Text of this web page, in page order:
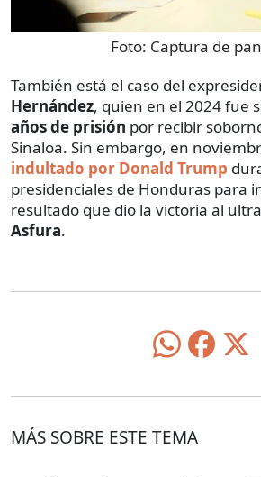
Foto: Captura de
También está el caso del
Hernández, quien en el 2024 fue
años de prisión por recibir
Sinaloa. Sin embargo, en
indultado por Donald Trump
presidenciales de Honduras para
resultado que dio la victoria al
Asfura.
MÁS SOBRE ESTE TEMA